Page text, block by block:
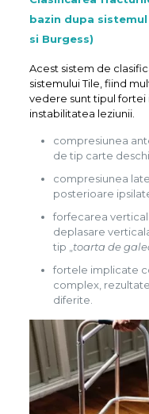
bazin dupa
si Burgess)
Acest sistem de
sistemului Tile, fiind
vedere sunt tipul fortei
instabilitatea leziunii.
compresiunea
de tip carte
compresiunea
posterioare
forfecarea
deplasare
tip „ toarta de
fortele implicate
complex,
diferite.